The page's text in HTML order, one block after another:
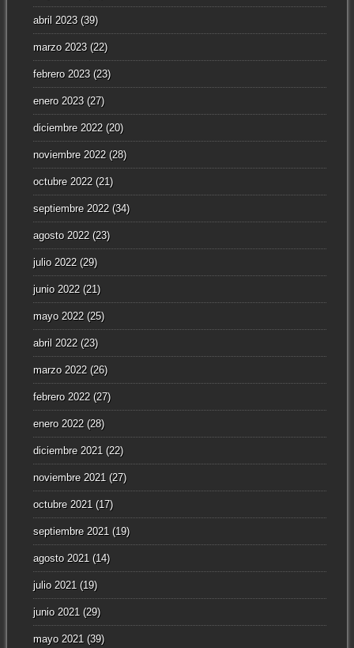
abril 2023(39)
marzo 2023(22)
febrero 2023(23)
enero 2023(27)
diciembre 2022(20)
noviembre 2022(28)
octubre 2022(21)
septiembre 2022(34)
agosto 2022(23)
julio 2022(29)
junio 2022(21)
mayo 2022(25)
abril 2022(23)
marzo 2022(26)
febrero 2022(27)
enero 2022(28)
diciembre 2021 (22)
noviembre 2021 (27)
octubre 2021 (17)
septiembre 2021 (19)
agosto 2021 (14)
julio 2021 (19)
junio 2021 (29)
mayo 2021 (39)